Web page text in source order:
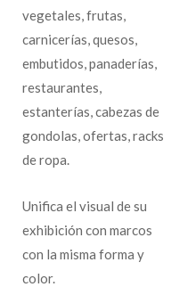
vegetales, frutas,
carnicerías, quesos,
embutidos, panaderías,
restaurantes,
estanterías, cabezas de
gondolas, ofertas, racks
de ropa.
Unifica el visual de su
exhibición con marcos
con la misma forma y
color.